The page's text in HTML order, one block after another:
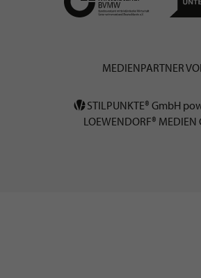
MEDIENPARTNER
STILPUNKTE® GmbH
LOEWENDORF® MEDIEN